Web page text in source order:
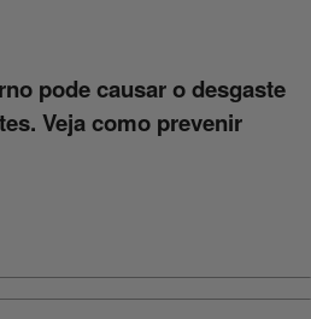
pode causar o desgaste
Veja como prevenir